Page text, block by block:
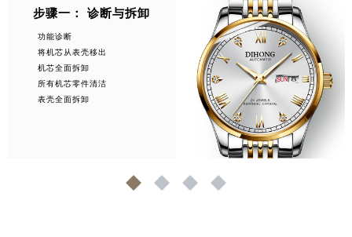
步骤一： 诊断与拆卸
功能诊断
将机芯从表壳移出
机芯全面拆卸
所有机芯零件清洁
表壳全面拆卸
1 2 3 4